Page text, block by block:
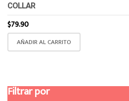
COLLAR
$79.90
AÑADIR AL CARRITO
Filtrar por